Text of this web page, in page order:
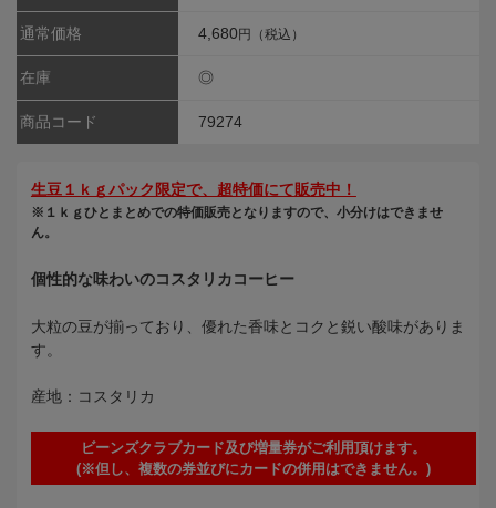
通常価格 4,680 円（税込）
在庫 ◎
商品コード 79274
生豆１ｋｇパック限定で、超特価にて販売中！
※１ｋｇひとまとめでの特価販売となりますので、小分けはできませ
ん。
個性的な味わいのコスタリカコーヒー
大粒の豆が揃っており、優れた香味とコクと鋭い酸味がありま
す。
産地：コスタリカ
ビーンズクラブカード及び増量券がご利用頂けます。
(※但し、複数の券並びにカードの併用はできません。)